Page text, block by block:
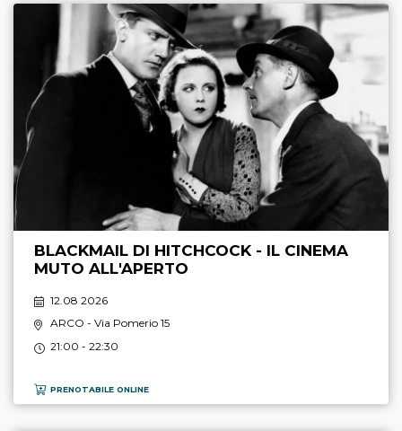
BLACKMAIL DI HITCHCOCK - IL CINEMA
MUTO ALL'APERTO
12.08 2026
ARCO - Via Pomerio 15
21:00 - 22:30
PRENOTABILE ONLINE